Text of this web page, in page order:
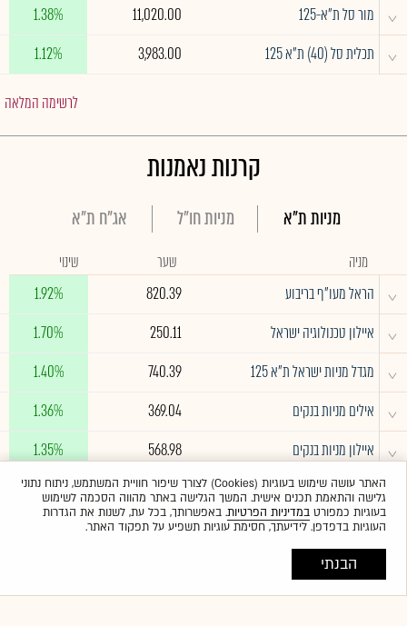
^ מור סל ת"א-125 11,020.00
1.38%
^ תכלית סל (40) ת"א 125 3,983.00
1.12%
לרשימה המלאה
קרנות נאמנות
מניות ת"א מניות חו"ל אג"ח ת"א
מניה שער שינוי
^ הראל מעו"ף בריבוע 820.39
1.92%
^ איילון טכנולוגיה ישראל 250.11
1.70%
^ מגדל מניות ישראל ת"א 125 740.39
1.40%
^ אילים מניות בנקים 369.04
1.36%
^ איילון מניות בנקים 568.98
1.35%
לרשימה המלאה
האתר עושה שימוש בעוגיות (Cookies) לצורך שיפור חוויית המשתמש, ניתוח נתוני
גלישה והתאמת תכנים אישית. המשך הגלישה באתר מהווה הסכמה לשימוש
בעוגיות כמפורטבמדיניות הפרטיות. באפשרותך, בכל עת, לשנות את הגדרות
העוגיות בדפדפן. לידיעתך, חסימת עוגיות תשפיע על תפקוד האתר.
הבנתי